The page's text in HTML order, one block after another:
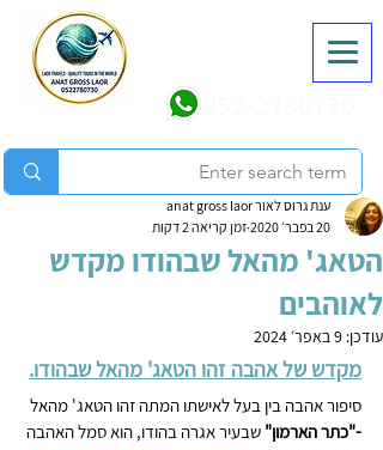
הטאג' מהאל שבהודו מקדש
לאוהבים
ענת גרוס לאור anat gross laor
20 בפבר׳ 2020
זמן קריאה 2 דקות
עודכן: 9 באפר׳ 2024
מקדש של אהבה זהו הטאג' מהאל שבהודו.
סיפור אהבה בין בעל לאישתו המתה זהו הטאג' מהאל
-"כתר הארמון" שבעיר אגרה בהודו, הוא סמל האהבה